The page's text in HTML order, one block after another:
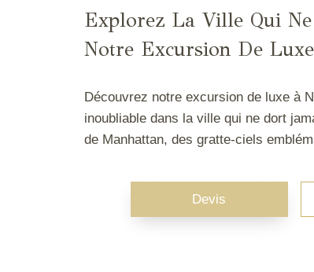
Explorez La Ville Qui
Notre Excursion De
Découvrez notre excursion de luxe à
inoubliable dans la ville qui ne dort
de Manhattan, des gratte-ciels
Devis